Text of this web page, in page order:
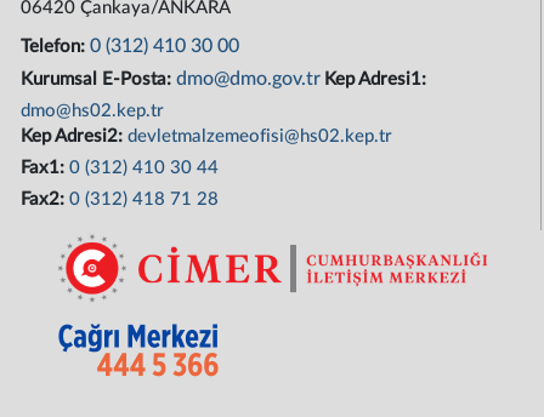
06420 Çankaya/ANKARA
Telefon:0 (312) 410 30 00
Kurumsal E-Posta:dmo@dmo.gov.tr Kep Adresi1:
dmo@hs02.kep.tr
Kep Adresi2:devletmalzemeofisi@hs02.kep.tr
Fax1:0 (312) 410 30 44
Fax2:0 (312) 418 71 28